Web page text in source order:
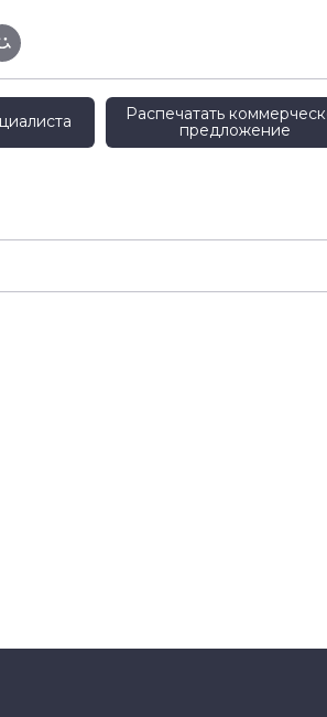
Распечатать
предложение